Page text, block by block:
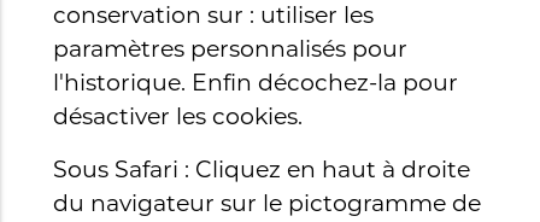
conservation sur : utiliser les
paramètres personnalisés pour
l'historique. Enfin décochez-la pour
désactiver les cookies.
Sous Safari : Cliquez en haut à droite
du navigateur sur le pictogramme de